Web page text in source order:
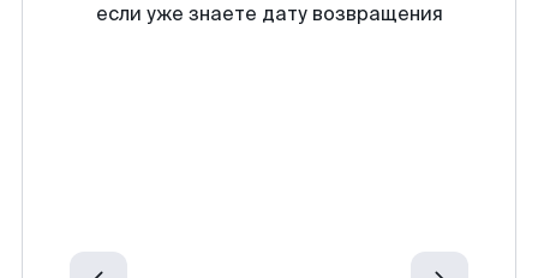
если уже знаете дату возвращения